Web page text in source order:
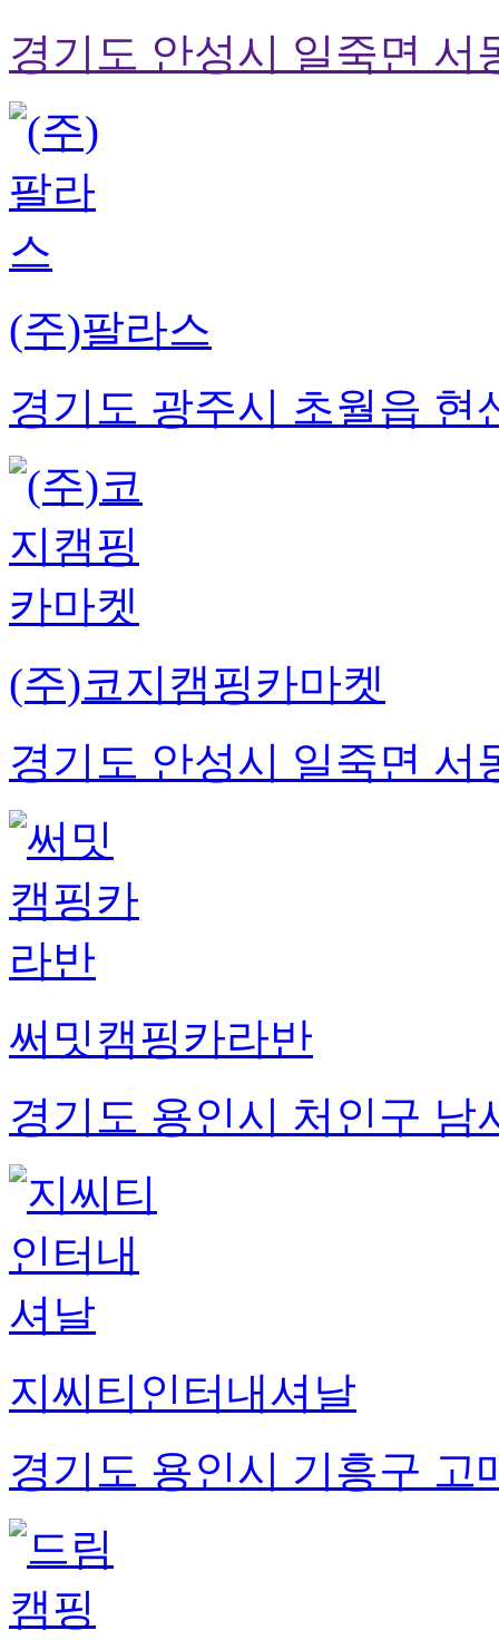
경기도 안성시 일죽면 서
(주)팔라스
경기도 광주시 초월읍 현
(주)코지캠핑카마켓
경기도 안성시 일죽면 서
써밋캠핑카라반
경기도 용인시 처인구 남
지씨티인터내셔날
경기도 용인시 기흥구 고